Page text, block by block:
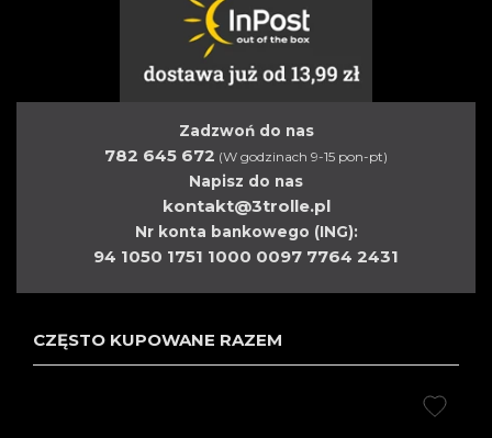
Zadzwoń do nas
782 645 672 (W godzinach 9-15 pon-pt)
Napisz do nas
kontakt@3trolle.pl
Nr konta bankowego (ING):
94 1050 1751 1000 0097 7764 2431
CZĘSTO KUPOWANE RAZEM